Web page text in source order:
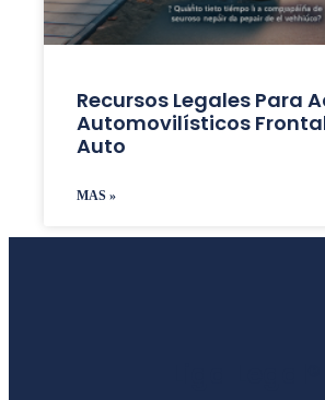
Recursos Legales Para
Automovilísticos
Auto
MAS »